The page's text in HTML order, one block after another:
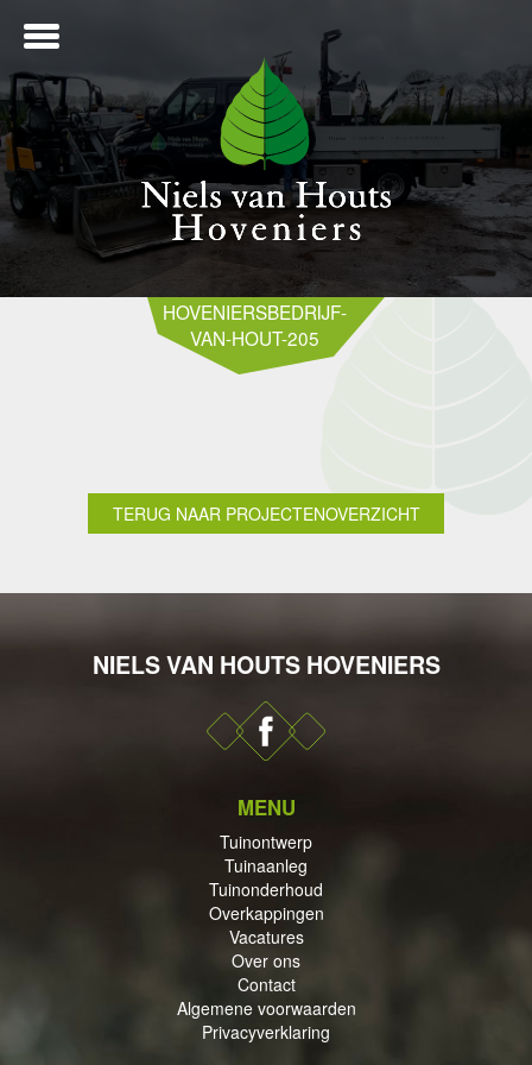
HOVENIERSBEDRIJF-
VAN-HOUT-205
TERUG NAAR PROJECTENOVERZICHT
NIELS VAN HOUTS HOVENIERS
MENU
Tuinontwerp
Tuinaanleg
Tuinonderhoud
Overkappingen
Vacatures
Over ons
Contact
Algemene voorwaarden
Privacyverklaring